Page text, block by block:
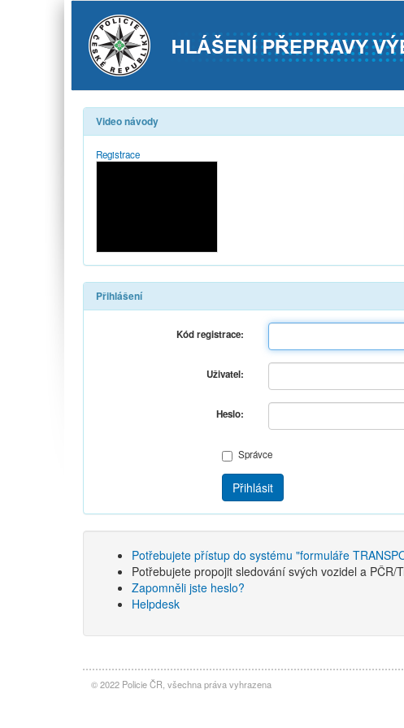
Video návody
Registrace
Přihlášení
Kód registrace:
Uživatel:
Heslo:
Správce
Přihlásit
Potřebujete přístup do systému "formuláře
Potřebujete propojit sledování svých vozidel a
Zapomněli jste heslo?
Helpdesk
© 2022 Policie ČR, všechna práva vyhrazena